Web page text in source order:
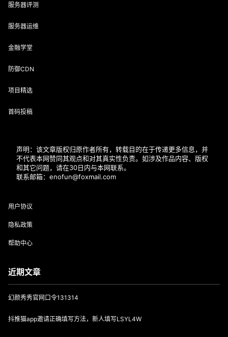
服务器评测
服务器运维
金融学堂
防御CDN
项目精选
首码投稿
声明：该文章版权归原作者所有，转载目的在于传递更多信息，并
不代表本网赞同其观点和对其真实性负责。如涉及作品内容、版权
和其它问题，请在30日内与本网联系。
联系邮箱：enofun@foxmail.com
用户协议
隐私政策
帮助中心
近期文章
幻颜秀秀官网口令131314
抖推猫app邀请正确填写方法，新人填写LSYL4W